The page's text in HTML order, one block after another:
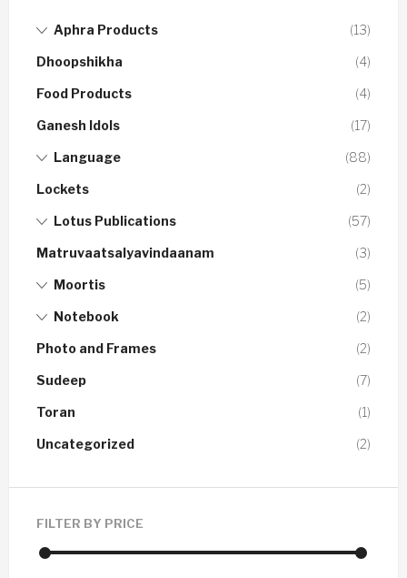
Aphra Products (13)
Dhoopshikha (4)
Food Products (4)
Ganesh Idols (17)
Language (88)
Lockets (2)
Lotus Publications (57)
Matruvaatsalyavindaanam (3)
Moortis (5)
Notebook (2)
Photo and Frames (2)
Sudeep (7)
Toran (1)
Uncategorized (2)
FILTER BY PRICE